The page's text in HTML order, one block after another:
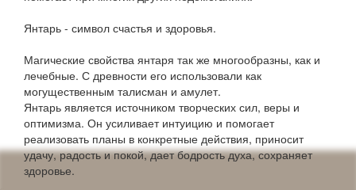
Янтарь - символ счастья и здоровья.
Магические свойства янтаря так же многообразны, как и
лечебные. С древности его использовали как
могущественным талисман и амулет.
Янтарь является источником творческих сил, веры и
оптимизма. Он усиливает интуицию и помогает
реализовать планы в конкретные действия, приносит
удачу, радость и покой, дает бодрость духа, сохраняет
здоровье.